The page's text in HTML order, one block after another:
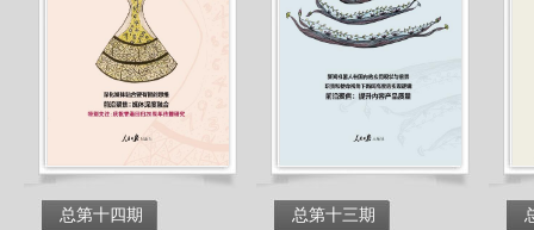
总第十四期 总第十三期